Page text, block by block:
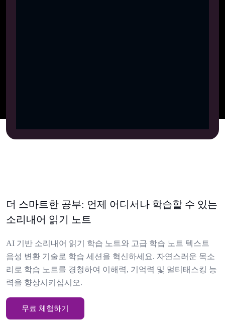
더 스마트한 공부: 언제 어디서나 학습할 수 있는
소리내어 읽기 노트
AI 기반 소리내어 읽기 학습 노트와 고급 학습 노트 텍스트
음성 변환 기술로 학습 세션을 혁신하세요. 자연스러운 목소
리로 학습 노트를 경청하여 이해력, 기억력 및 멀티태스킹 능
력을 향상시키십시오.
무료 체험하기